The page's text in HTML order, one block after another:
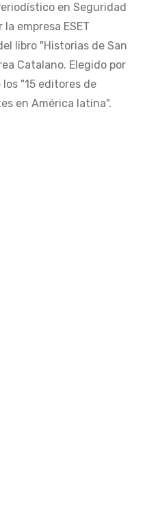
en Seguridad
empresa ESET
libro "Historias de San
Catalano. Elegido por
"15 editores de
en América latina".